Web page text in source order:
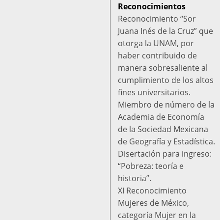
Reconocimientos
Reconocimiento “Sor
Juana Inés de la Cruz” que
otorga la UNAM, por
haber contribuido de
manera sobresaliente al
cumplimiento de los altos
fines universitarios.
Miembro de número de la
Academia de Economía
de la Sociedad Mexicana
de Geografía y Estadística.
Disertación para ingreso:
“Pobreza: teoría e
historia”.
XI Reconocimiento
Mujeres de México,
categoría Mujer en la